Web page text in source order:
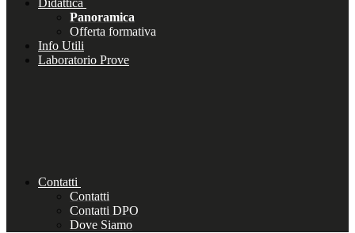
Didattica
Panoramica
Offerta formativa
Info Utili
Laboratorio Prove
Contatti
Contatti
Contatti DPO
Dove Siamo